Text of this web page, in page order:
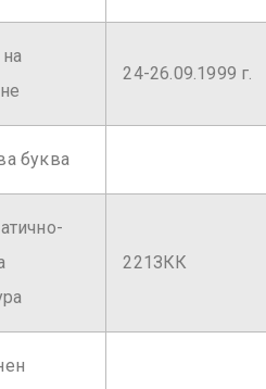
24-26.09.1999 г.
буква
221ЗКК